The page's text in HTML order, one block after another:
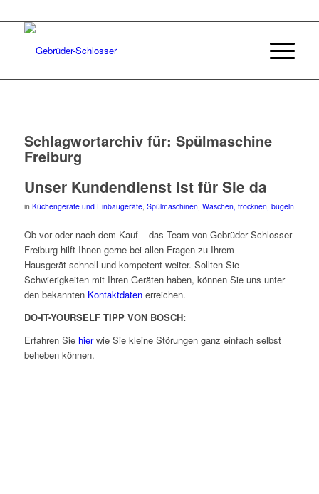
Schlagwortarchiv für: Spülmaschine
Freiburg
Unser Kundendienst ist für Sie da
in Küchengeräte und Einbaugeräte, Spülmaschinen, Waschen, trocknen, bügeln
Ob vor oder nach dem Kauf – das Team von Gebrüder Schlosser
Freiburg hilft Ihnen gerne bei allen Fragen zu Ihrem
Hausgerät schnell und kompetent weiter. Sollten Sie
Schwierigkeiten mit Ihren Geräten haben, können Sie uns unter
den bekannten Kontaktdatenerreichen.
DO-IT-YOURSELF TIPP VON BOSCH:
Erfahren Sie hierwie Sie kleine Störungen ganz einfach selbst
beheben können.